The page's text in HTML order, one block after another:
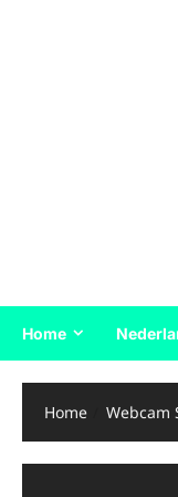
Home
Home Webcam